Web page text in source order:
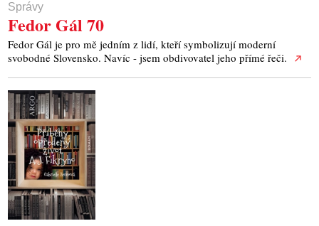
Správy
Fedor Gál 70
Fedor Gál je pro mě jedním z lidí, kteří symbolizují moderní
svobodné Slovensko. Navíc - jsem obdivovatel jeho přímé řeči.